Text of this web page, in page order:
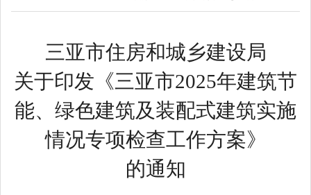
三亚市住房和城乡建设局
关于印发《三亚市2025年建筑节
能、绿色建筑及装配式建筑实施
情况专项检查工作方案》
的通知